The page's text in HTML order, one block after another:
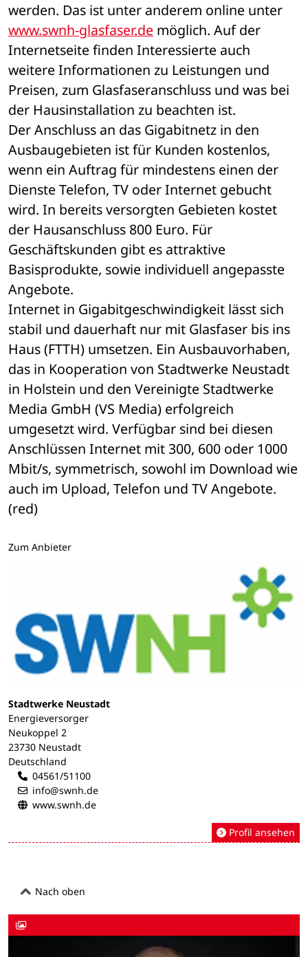
www.swnh-glasfaser.de möglich. Auf der
Internetseite finden Interessierte auch
weitere Informationen zu Leistungen und
Preisen, zum Glasfaseranschluss und was bei
der Hausinstallation zu beachten ist.
Der Anschluss an das Gigabitnetz in den
Ausbaugebieten ist für Kunden kostenlos,
wenn ein Auftrag für mindestens einen der
Dienste Telefon, TV oder Internet gebucht
wird. In bereits versorgten Gebieten kostet
der Hausanschluss 800 Euro. Für
Geschäftskunden gibt es attraktive
Basisprodukte, sowie individuell angepasste
Angebote.
Internet in Gigabitgeschwindigkeit lässt sich
stabil und dauerhaft nur mit Glasfaser bis ins
Haus (FTTH) umsetzen. Ein Ausbauvorhaben,
das in Kooperation von Stadtwerke Neustadt
in Holstein und den Vereinigte Stadtwerke
Media GmbH (VS Media) erfolgreich
umgesetzt wird. Verfügbar sind bei diesen
Anschlüssen Internet mit 300, 600 oder 1000
Mbit/s, symmetrisch, sowohl im Download wie
auch im Upload, Telefon und TV Angebote.
(red)
Zum Anbieter
Stadtwerke Neustadt
Energieversorger
Neukoppel 2
23730 Neustadt
Deutschland
04561/51100
info@swnh.de
www.swnh.de
Profil ansehen
Nach oben